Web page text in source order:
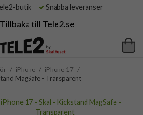
butik Snabba leveranser
till Tele2.se
/ iPhone / iPhone 17 /
MagSafe - Transparent